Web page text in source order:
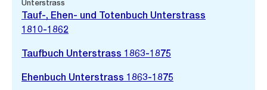
Unterstrass
Tauf-, Ehen- und Totenbuch Unterstrass
1810-1862
Taufbuch Unterstrass 1863-1875
Ehenbuch Unterstrass 1863-1875